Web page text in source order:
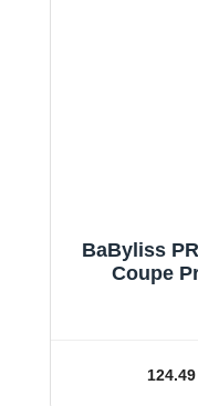
BaByliss
Coupe
ChromFX
Acier